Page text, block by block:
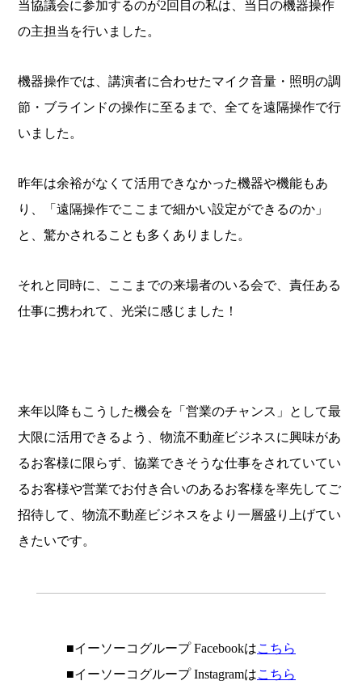
当協議会に参加するのが2回目の私は、当日の機器操作
の主担当を行いました。
機器操作では、講演者に合わせたマイク音量・照明の調
節・ブラインドの操作に至るまで、全てを遠隔操作で行
いました。
昨年は余裕がなくて活用できなかった機器や機能もあ
り、「遠隔操作でここまで細かい設定ができるのか」
と、驚かされることも多くありました。
それと同時に、ここまでの来場者のいる会で、責任ある
仕事に携われて、光栄に感じました！
来年以降もこうした機会を「営業のチャンス」として最
大限に活用できるよう、物流不動産ビジネスに興味があ
るお客様に限らず、協業できそうな仕事をされていてい
るお客様や営業でお付き合いのあるお客様を率先してご
招待して、物流不動産ビジネスをより一層盛り上げてい
きたいです。
■イーソーコグループ Facebookはこちら
■イーソーコグループ Instagramはこちら